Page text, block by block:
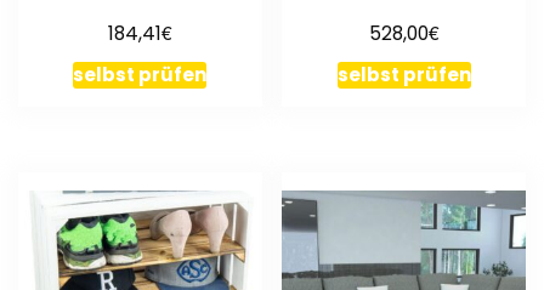
184,41€
selbst prüfen
528,00€
selbst prüfen